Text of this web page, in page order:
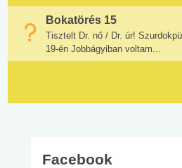
Bokatörés 15
Tisztelt Dr. nő / Dr. úr!
19-én Jobbágyiban voltam...
Facebook